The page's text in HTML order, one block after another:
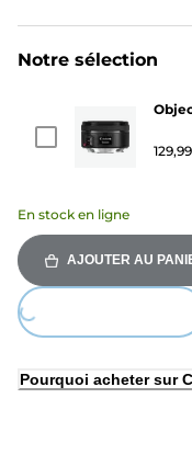
Notre sélection
En stock en ligne
AJOUTER AU
Loading...
Pourquoi acheter sur